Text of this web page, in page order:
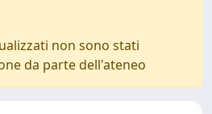
non sono stati
da parte dell'ateneo